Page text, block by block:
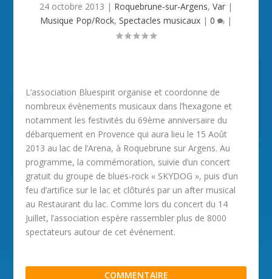
24 octobre 2013 | Roquebrune-sur-Argens, Var |
Musique Pop/Rock, Spectacles musicaux | 0 |
L’association Bluespirit organise et coordonne de
nombreux évènements musicaux dans l’hexagone et
notamment les festivités du 69ème anniversaire du
débarquement en Provence qui aura lieu le 15 Août
2013 au lac de l’Arena, à Roquebrune sur Argens. Au
programme, la commémoration, suivie d’un concert
gratuit du groupe de blues-rock « SKYDOG », puis d’un
feu d’artifice sur le lac et clôturés par un after musical
au Restaurant du lac. Comme lors du concert du 14
Juillet, l’association espère rassembler plus de 8000
spectateurs autour de cet événement.
COMMENTAIRE